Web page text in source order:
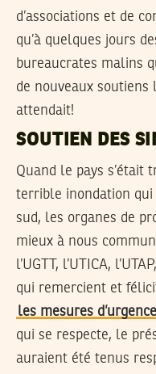
d’associations et de
qu’à quelques jours
bureaucrates malins
de nouveaux soutiens
attendait!
SOUTIEN DES
Quand le pays s’était
terrible inondation qui
sud, les organes de
mieux à nous
l’UGTT, l’UTICA,
qui remercient et
les mesures d’urgence
qui se respecte, le
auraient été tenus